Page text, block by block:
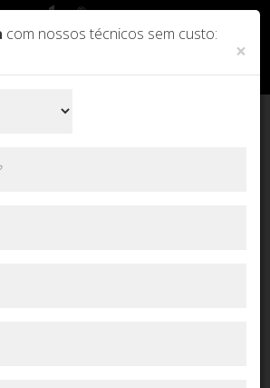
com nossos técnicos sem custo:
×